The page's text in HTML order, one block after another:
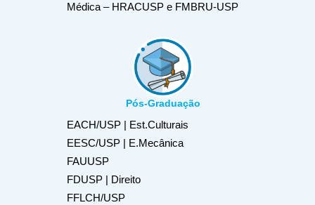
Médica – HRACUSP e FMBRU-USP
Pós-Graduação
EACH/USP | Est.Culturais
EESC/USP | E.Mecânica
FAUUSP
FDUSP | Direito
FFLCH/USP